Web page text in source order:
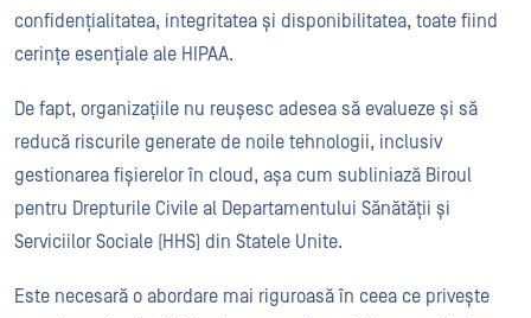
confidențialitatea, integritatea și disponibilitatea, toate fiind
cerințe esențiale ale HIPAA.
De fapt, organizațiile nu reușesc adesea să evalueze și să
reducă riscurile generate de noile tehnologii, inclusiv
gestionarea fișierelor în cloud, așa cum subliniază Biroul
pentru Drepturile Civile al Departamentului Sănătății și
Serviciilor Sociale (HHS) din Statele Unite.
Este necesară o abordare mai riguroasă în ceea ce privește